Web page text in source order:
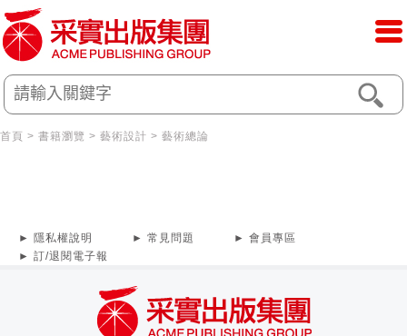
首頁 > 書籍瀏覽 > 藝術設計 > 藝術總論
► 隱私權說明 ► 常見問題
► 會員專區
► 訂/退閱電子報